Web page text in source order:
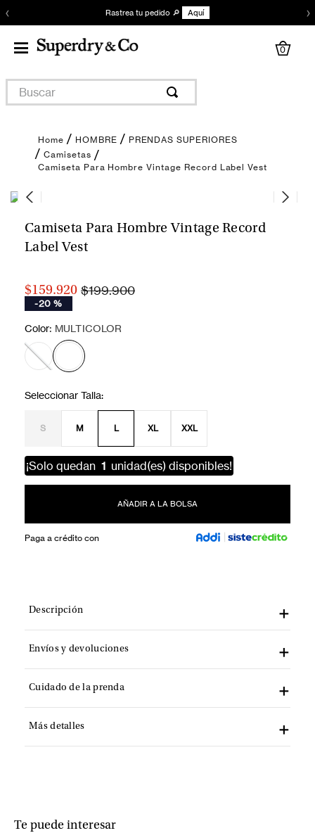
‹ Rastrea tu pedido 🔎 Aquí ›
0
Buscar
HOMBRE
PRENDAS SUPERIORES
Camisetas
Camiseta Para Hombre Vintage Record Label Vest
Camiseta Para Hombre Vintage Record
Label Vest
$159.920 $199.900
-20 %
Color: MULTICOLOR
S M L XL XXL
¡Solo quedan 1 unidad(es) disponibles!
AÑADIR A LA BOLSA
Paga a crédito con
Descripción
Envíos y devoluciones
Cuidado de la prenda
Más detalles
Te puede interesar